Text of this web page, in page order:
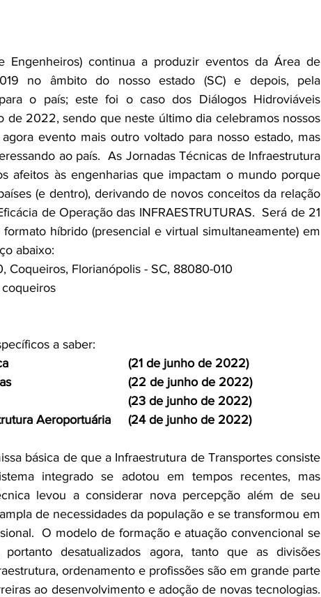
Engenheiros) continua a produzir eventos da Área de
no âmbito do nosso estado (SC) e depois, pela
o país; este foi o caso dos Diálogos Hidroviáveis
de 2022, sendo que neste último dia celebramos nossos
evento mais outro voltado para nosso estado, mas
ao país.  As Jornadas Técnicas de Infraestrutura
afeitos às engenharias que impactam o mundo porque
(e dentro), derivando de novos conceitos da relação
de Operação das INFRAESTRUTURAS.  Será de 21
híbrido (presencial e virtual simultaneamente) em
abaixo:
Coqueiros, Florianópolis - SC, 88080-010
a saber:
Logística 					(21 de junho de 2022)
Ferrovias 					(22 de junho de 2022)
Portos 					(23 de junho de 2022)
Infraestrutura Aeroportuária	(24 de junho de 2022)
básica de que a Infraestrutura de Transportes consiste
integrado se adotou em tempos recentes, mas
levou a considerar nova percepção além de seu
de necessidades da população e se transformou em
O modelo de formação e atuação convencional se
portanto desatualizados agora, tanto que as divisões
ordenamento e profissões são em grande parte
ao desenvolvimento e adoção de novas tecnologias.